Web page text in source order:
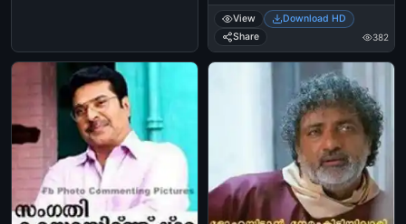
View
Download HD
Share
382